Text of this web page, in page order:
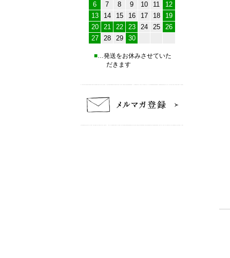
6
7 8 9 10 11
12
13
14 15 16 17 18
19
20
21 22 23 24 25
26
27
28 29 30
■…発送をお休みさせていた
だきます